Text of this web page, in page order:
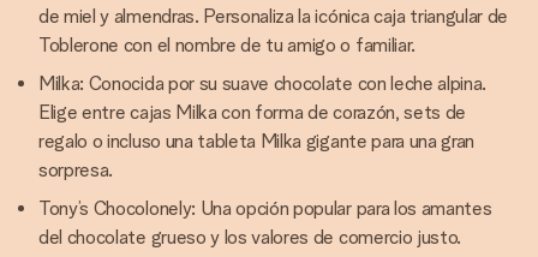
de miel y almendras. Personaliza la icónica caja triangular de
Toblerone con el nombre de tu amigo o familiar.
Milka: Conocida por su suave chocolate con leche alpina.
Elige entre cajas Milka con forma de corazón, sets de
regalo o incluso una tableta Milka gigante para una gran
sorpresa.
Tony’s Chocolonely: Una opción popular para los amantes
del chocolate grueso y los valores de comercio justo.